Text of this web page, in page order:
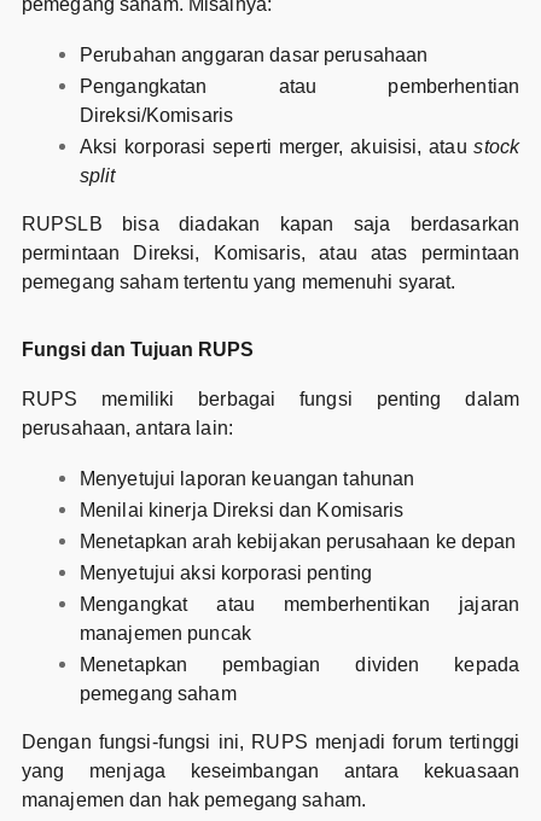
pemegang saham. Misalnya:
Perubahan anggaran dasar perusahaan
Pengangkatan atau pemberhentian
Direksi/Komisaris
Aksi korporasi seperti merger, akuisisi, ataustock
split
RUPSLB bisa diadakan kapan saja berdasarkan
permintaan Direksi, Komisaris, atau atas permintaan
pemegang saham tertentu yang memenuhi syarat.
Fungsi dan Tujuan RUPS
RUPS memiliki berbagai fungsi penting dalam
perusahaan, antara lain:
Menyetujui laporan keuangan tahunan
Menilai kinerja Direksi dan Komisaris
Menetapkan arah kebijakan perusahaan ke depan
Menyetujui aksi korporasi penting
Mengangkat atau memberhentikan jajaran
manajemen puncak
Menetapkan pembagian dividen kepada
pemegang saham
Dengan fungsi-fungsi ini, RUPS menjadi forum tertinggi
yang menjaga keseimbangan antara kekuasaan
manajemen dan hak pemegang saham.